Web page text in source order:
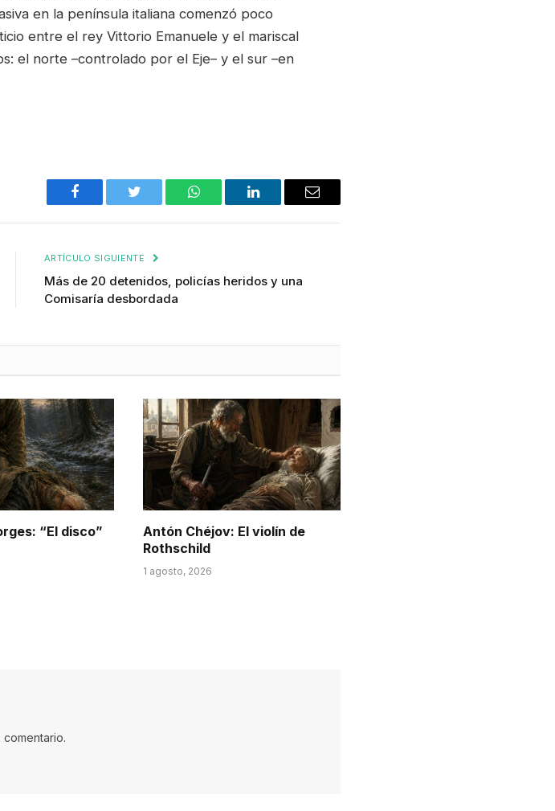
en la península italiana comenzó poco
entre el rey Vittorio Emanuele y el mariscal
el norte –controlado por el Eje– y el sur –en
Facebook Twitter WhatsAppLinkedIn Email
ARTÍCULO SIGUIENTE
Más de 20 detenidos, policías heridos y una
Comisaría desbordada
“El disco”
Antón Chéjov: El violín de
Rothschild
1 agosto, 2026